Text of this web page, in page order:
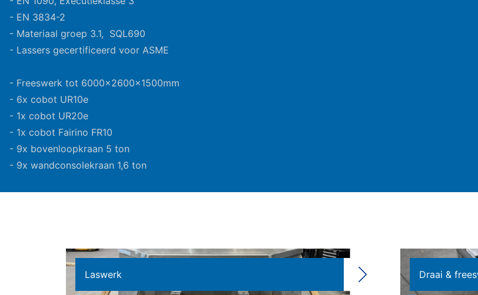
- EN 3834-2
- Materiaal groep 3.1, SQL690
- Lassers gecertificeerd voor ASME
- Freeswerk tot 6000x2600x1500mm
- 6x cobot UR10e
- 1x cobot UR20e
- 1x cobot Fairino FR10
- 9x bovenloopkraan 5 ton
- 9x wandconsolekraan 1,6 ton
Laswerk Draai &